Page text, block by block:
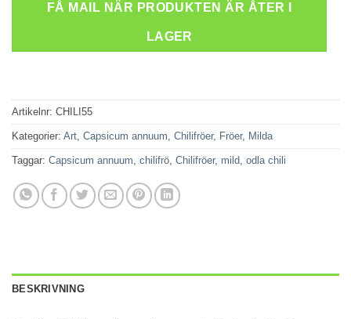
FÅ MAIL NÄR PRODUKTEN ÄR ÅTER I
LAGER
Artikelnr: CHILI55
Kategorier: Art Capsicum annuum Chilifröer, Fröer, Milda
Taggar: Capsicum annuum chilifrö Chilifröer, mild odla chili
BESKRIVNING